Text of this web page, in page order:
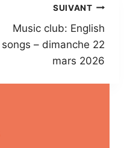
SUIVANT
Music club: English
songs – dimanche 22
mars 2026